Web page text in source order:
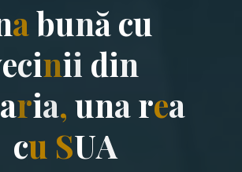
a bună cu
ecinii din
aria, unarea
cu SUA